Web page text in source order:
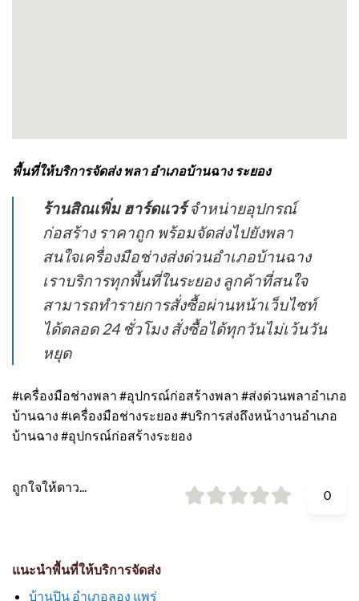
พื้นที่ให้บริการจัดส่ง พลา อำเภอบ้านฉาง ระยอง
ร้านสิณเพิ่ม ฮาร์ดแวร์จำหน่ายอุปกรณ์
ก่อสร้าง ราคาถูก พร้อมจัดส่งไปยังพลา
สนใจเครื่องมือช่างส่งด่วนอำเภอบ้านฉาง
เราบริการทุกพื้นที่ในระยอง ลูกค้าที่สนใจ
สามารถทำรายการสั่งซื้อผ่านหน้าเว็บไซท์
ได้ตลอด 24 ชั่วโมง สั่งซื้อได้ทุกวันไม่เว้นวัน
หยุด
#เครื่องมือช่างพลา #อุปกรณ์ก่อสร้างพลา #ส่งด่วนพลาอำเภอ
บ้านฉาง #เครื่องมือช่างระยอง #บริการส่งถึงหน้างานอำเภอ
บ้านฉาง #อุปกรณ์ก่อสร้างระยอง
ถูกใจให้ดาว...
0
แนะนำพื้นที่ให้บริการจัดส่ง
บ้านปิน อำเภอลอง แพร่